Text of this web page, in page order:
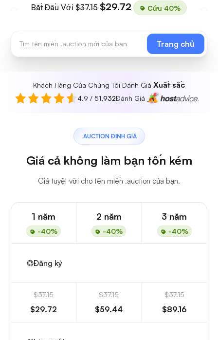
Bắt Đầu Với $37.15 $29.72 Cứu 40%
Trang chủ
Khách Hàng Của Chúng Tôi Đánh Giá Xuất sắc
4.9 / 51,932Đánh Giá
.AUCTION ĐỊNH GIÁ
Giá cả không làm bạn tốn kém
Giá tuyệt vời cho tên miền .auction của bạn.
1 năm
-40%
2 năm
-40%
3 năm
-40%
Đăng ký
$37.15
$29.72
$37.15
$59.44
$37.15
$89.16